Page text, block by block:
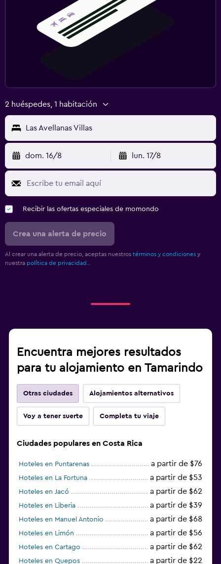
2 huéspedes, 1 habitación
Las Avellanas Villas
dom. 16/8 lun. 17/8
Recibir las ofertas especiales de momondo
Crea una alerta de precio
Al crear una alerta de precio, aceptas nuestros términos y condiciones y
nuestra política de privacidad.
Encuentra mejores resultados
para tu alojamiento en Tamarindo
Otras ciudades Alojamientos alternativos
Voy a tener suerte Completa tu viaje
Ciudades populares en Costa Rica
Hoteles en Puntarenas a partir de $76
Hoteles en La Fortuna a partir de $53
Hoteles en Jacó a partir de $62
Hoteles en Liberia a partir de $39
Hoteles en Manuel Antonio a partir de $68
Hoteles en Limón a partir de $56
Hoteles en Cartago a partir de $62
Hoteles en Quepos a partir de $22